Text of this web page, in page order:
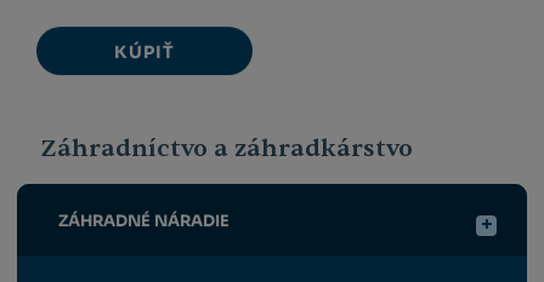
KÚPIŤ
Záhradníctvo a záhradkárstvo
ZÁHRADNÉ NÁRADIE